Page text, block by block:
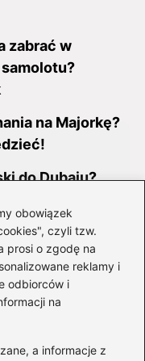
obowiązek
czyli tzw.
prosi o zgodę na
reklamy i
odbiorców i
na
a informacje z
zabrać w
na Majorkę?
do Dubaju?
do Burgas?
20 kg w